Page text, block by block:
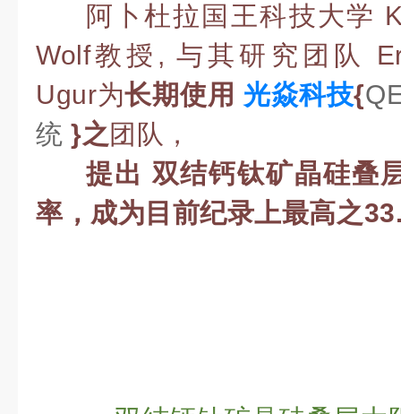
阿卜杜拉国王科技大学
Wolf教授, 与其研究团队
Ugur为长期使用 光焱科技{
统 }之团队，
提出 双结钙钛矿晶硅叠
率，成为目前纪录上最高之